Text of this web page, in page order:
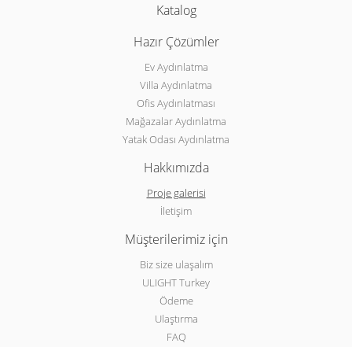
Katalog
Hazır Çözümler
Ev Aydınlatma
Villa Aydınlatma
Ofis Aydınlatması
Mağazalar Aydınlatma
Yatak Odası Aydınlatma
Hakkımızda
Proje galerisi
İletişim
Müşterilerimiz için
Biz size ulaşalım
ULIGHT Turkey
Ödeme
Ulaştırma
FAQ